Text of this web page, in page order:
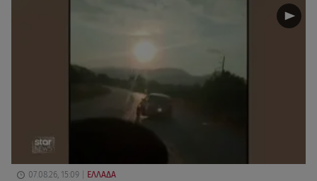
07.08.26, 15:09 ΕΛΛΑΔΑ